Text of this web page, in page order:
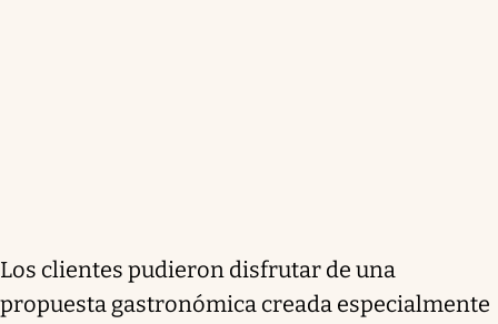
Los clientes pudieron disfrutar de una
propuesta gastronómica creada especialmente